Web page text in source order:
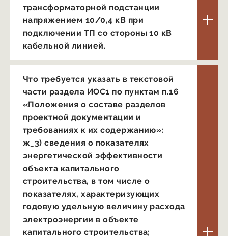
трансформаторной подстанции
напряжением 10/0,4 кВ при
подключении ТП со стороны 10 кВ
кабельной линией.
Что требуется указать в текстовой
части раздела ИОС1 по пунктам п.16
«Положения о составе разделов
проектной документации и
требованиях к их содержанию»:
ж_3) сведения о показателях
энергетической эффективности
объекта капитального
строительства, в том числе о
показателях, характеризующих
годовую удельную величину расхода
электроэнергии в объекте
капитального строительства;